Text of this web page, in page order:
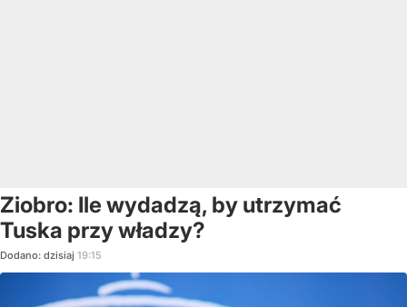
Ziobro: Ile wydadzą, by utrzymać
Tuska przy władzy?
Dodano: dzisiaj 19:15